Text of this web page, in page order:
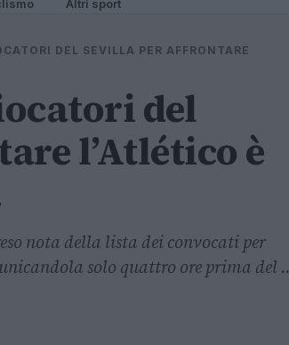
Altri sport
DEL SEVILLA PER AFFRONTARE
del
l’Atlético è
nota della lista dei convocati per
solo quattro ore prima del